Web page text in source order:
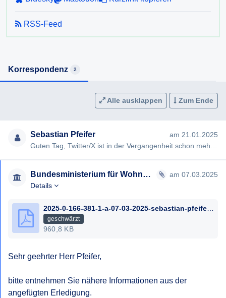
[3]https://orf.at/stories/3382447/
[4]https://www.tagesschau.de/wirtschaft/x-…
https://www.faz.net/podcasts/f-a-z-podc…
https://www.fr.de/politik/trump-berater…
Mit freundlichen Grüßen
RSS-Feed
Korrespondenz 2
Alle ausklappen Zum Ende
Sebastian Pfeifer
am 21.01.2025
Bundesministerium für Wohnen, Kunst, Kultur, Medien und Sport
am 07.03.2025
Details
geschwärzt
960,8 KB
Sehr geehrter Herr Pfeifer,
bitte entnehmen Sie nähere Informationen aus der
angefügten Erledigung.